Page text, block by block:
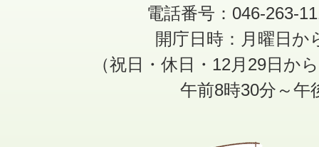
電話番号：046-263-
開庁日時：月曜日か
（祝日・休日・12月29日か
午前8時30分～午